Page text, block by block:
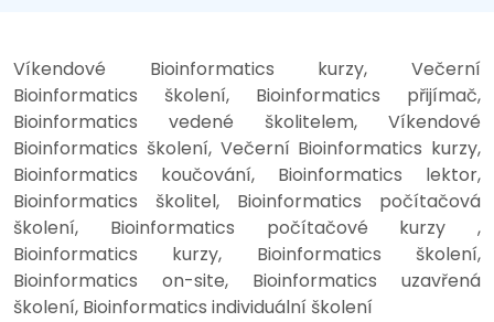
Víkendové Bioinformatics kurzy, Večerní
Bioinformatics školení, Bioinformatics přijímač,
Bioinformatics vedené školitelem, Víkendové
Bioinformatics školení, Večerní Bioinformatics kurzy,
Bioinformatics koučování, Bioinformatics lektor,
Bioinformatics školitel, Bioinformatics počítačová
školení, Bioinformatics počítačové kurzy ,
Bioinformatics kurzy, Bioinformatics školení,
Bioinformatics on-site, Bioinformatics uzavřená
školení, Bioinformatics individuální školení